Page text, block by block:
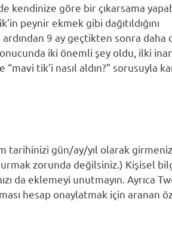
kendinize göre bir çıkarsama
peynir ekmek gibi dağıtıldığını
9 ay geçtikten sonra daha
iki önemli şey oldu, ilki
tik’i nasıl aldın?” sorusuyla
tarihinizi gün/ay/yıl olarak
zorunda değilsiniz.) Kişisel
da eklemeyi unutmayın. Ayrıca
hesap onaylatmak için aranan